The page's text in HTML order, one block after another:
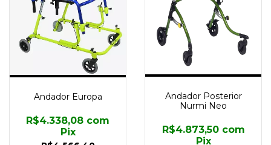
Andador Europa
R$4.338,08 com
Pix
Andador Posterior
Nurmi Neo
R$4.873,50 com
Pix